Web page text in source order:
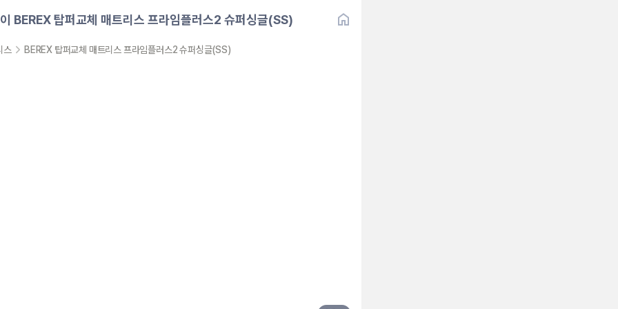
BEREX 탑퍼교체 매트리스 프라임플러스2 슈퍼싱글(SS)
스 BEREX 탑퍼교체 매트리스 프라임플러스2 슈퍼싱글(SS)